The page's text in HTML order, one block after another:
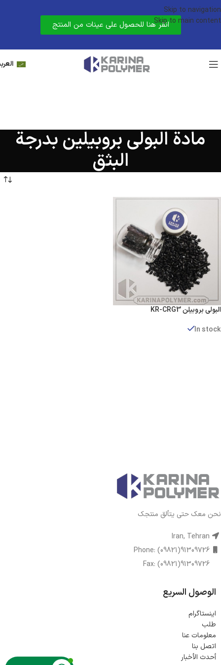
Skip to navigation
Skip to main contentانقر هنا للحصول على عينات من المنتج
مادة البولي بروبيلين بدرجة
البثق
البولی بروبیلن KR-CRG3
In stock
نحن معك حتى يتألق منتجك
الوصول السريع
اینستاگرام
طلب
معلومات عنا
اتصل بنا
أحدث الأخبار